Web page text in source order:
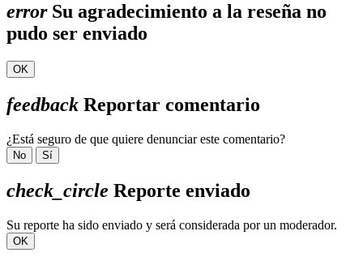
errorSu agradecimiento a la reseña no
pudo ser enviado
OK
feedback Reportar comentario
¿Está seguro de que quiere denunciar este comentario?
No Sí
check_circle Reporte enviado
Su reporte ha sido enviado y será considerada por un moderador.
OK